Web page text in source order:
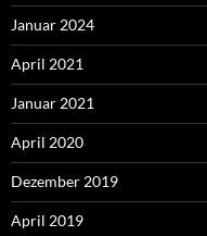
Januar 2024
April 2021
Januar 2021
April 2020
Dezember 2019
April 2019